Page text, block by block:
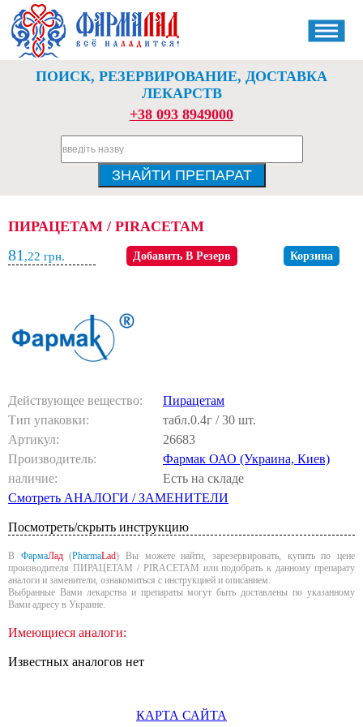
ПОИСК, РЕЗЕРВИРОВАНИЕ, ДОСТАВКА
ЛЕКАРСТВ
+38 093 8949000
ПИРАЦЕТАМ / PIRACETAM
81 ,22 грн. Добавить В Резерв Корзина
Действующее вещество:
Пирацетам
Тип упаковки:
табл.0.4г / 30 шт.
Артикул:
26683
Производитель:
Фармак ОАО (Украина, Киев)
наличие:
Есть на складе
Смотреть АНАЛОГИ / ЗАМЕНИТЕЛИ
Посмотреть/скрыть инструкцию
В ФармаЛад(PharmaLad) Вы можете найти, зарезервировать, купить по цене
производителя ПИРАЦЕТАМ / PIRACETAM или подобрать к данному препарату
аналоги и заменители, ознакомиться с инструкцией и описанием.
Выбранные Вами лекарства и препараты могут быть доставлены по указанному
Вами адресу в Украине.
Имеющиеся аналоги:
Известных аналогов нет
КАРТА САЙТА